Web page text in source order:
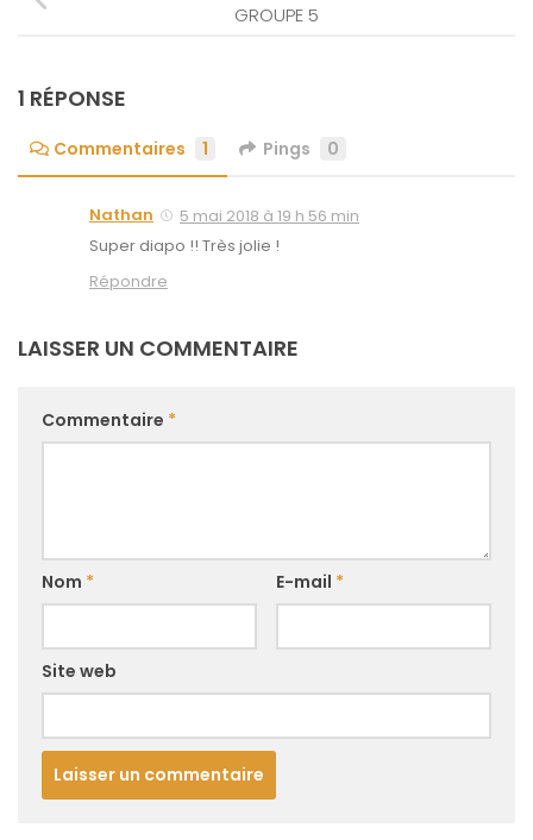
GROUPE 5
1 RÉPONSE
Commentaires 1 Pings 0
Nathan
5 mai 2018 à 19 h 56 min
Super diapo !! Très jolie !
Répondre
LAISSER UN COMMENTAIRE
Commentaire *
Nom * E-mail *
Site web